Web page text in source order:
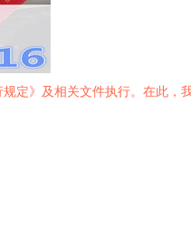
定》及相关文件执行。在此，